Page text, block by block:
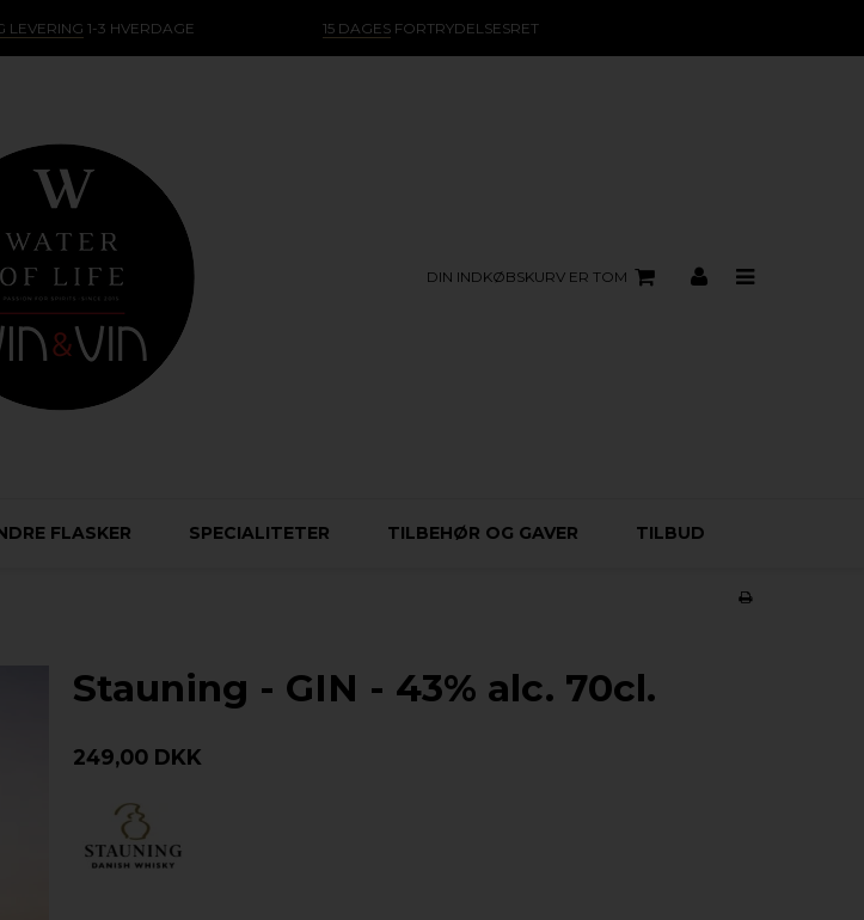
LEVERING 1-3 HVERDAGE 15 DAGESFORTRYDELSESRET
DIN INDKØBSKURV ER TOM
FLASKER SPECIALITETER TILBEHØR OG GAVER TILBUD
Stauning - GIN - 43% alc. 70cl.
249,00 DKK